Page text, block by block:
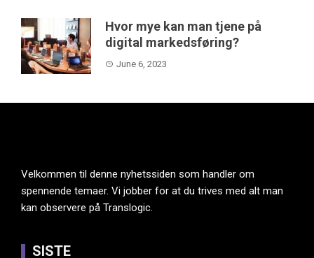
Hvor mye kan man tjene på
digital markedsføring?
June 6, 2023
Velkommen til denne nyhetssiden som handler om
spennende temaer. Vi jobber for at du trives med alt man
kan observere på Translogic.
SISTE